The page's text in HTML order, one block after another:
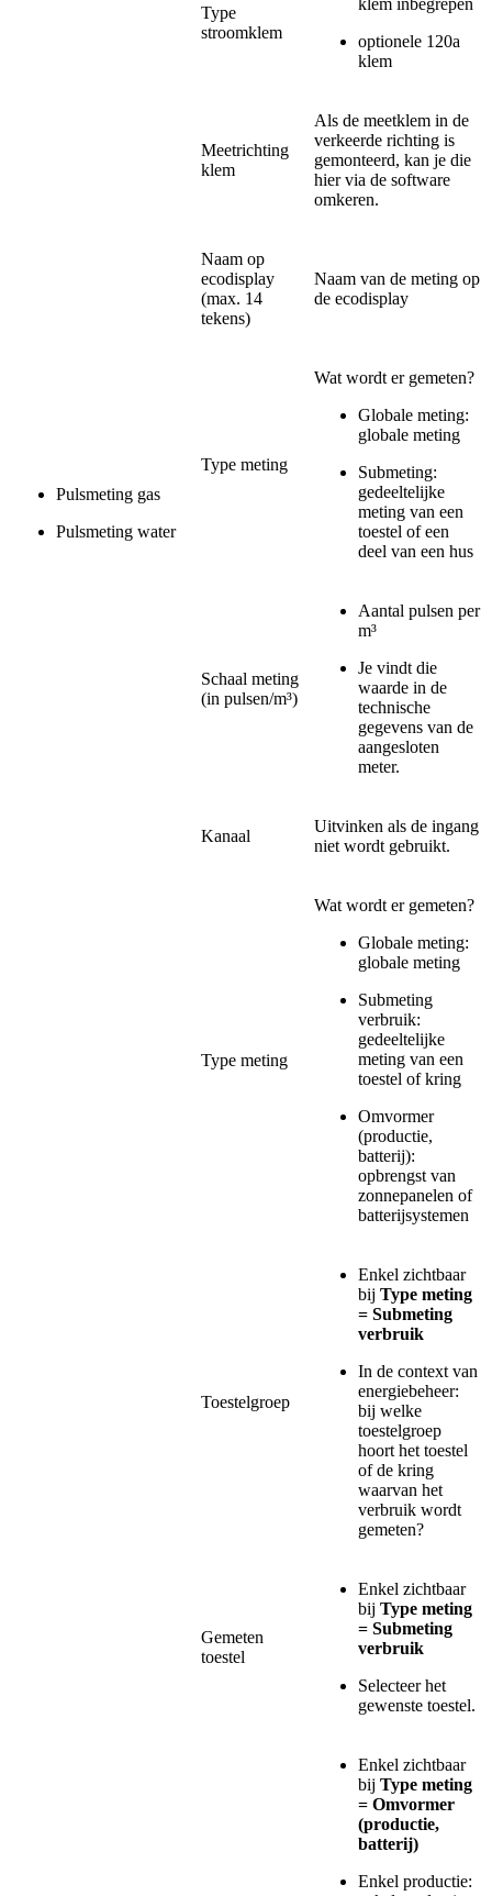
Type
stroomklem
optionele 120a
klem
Meetrichting
klem
Als de meetklem in de
verkeerde richting is
gemonteerd, kan je die
hier via de software
omkeren.
Pulsmeting gas
Pulsmeting water
Naam op
ecodisplay
(max. 14
tekens)
Naam van de meting op
de ecodisplay
Type meting
Wat wordt er gemeten?
Globale meting:
globale meting
Submeting:
gedeeltelijke
meting van een
toestel of een
deel van een hus
Schaal meting
(in pulsen/m³)
Aantal pulsen per
m³
Je vindt die
waarde in de
technische
gegevens van de
aangesloten
meter.
Kanaal
Uitvinken als de ingang
niet wordt gebruikt.
Type meting
Wat wordt er gemeten?
Globale meting:
globale meting
Submeting
verbruik:
gedeeltelijke
meting van een
toestel of kring
Omvormer
(productie,
batterij):
opbrengst van
zonnepanelen of
batterijsystemen
Toestelgroep
Enkel zichtbaar
bij Type meting
= Submeting
verbruik
In de context van
energiebeheer:
bij welke
toestelgroep
hoort het toestel
of de kring
waarvan het
verbruik wordt
gemeten?
Gemeten
toestel
Enkel zichtbaar
bij Type meting
= Submeting
verbruik
Selecteer het
gewenste toestel.
Enkel zichtbaar
bij Type meting
= Omvormer
(productie,
batterij)
Enkel productie: